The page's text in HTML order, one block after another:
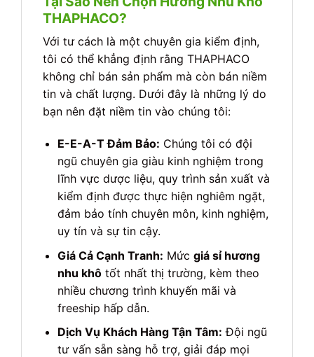
THAPHACO?
Với tư cách là một chuyên gia kiểm định,
tôi có thể khẳng định rằng THAPHACO
không chỉ bán sản phẩm mà còn bán niềm
tin và chất lượng. Dưới đây là những lý do
bạn nên đặt niềm tin vào chúng tôi:
E-E-A-T Đảm Bảo: Chúng tôi có đội
ngũ chuyên gia giàu kinh nghiệm trong
lĩnh vực dược liệu, quy trình sản xuất và
kiểm định được thực hiện nghiêm ngặt,
đảm bảo tính chuyên môn, kinh nghiệm,
uy tín và sự tin cậy.
Giá Cả Cạnh Tranh: Mức giá sỉ hương
nhu khôtốt nhất thị trường, kèm theo
nhiều chương trình khuyến mãi và
freeship hấp dẫn.
Dịch Vụ Khách Hàng Tận Tâm: Đội ngũ
tư vấn sẵn sàng hỗ trợ, giải đáp mọi